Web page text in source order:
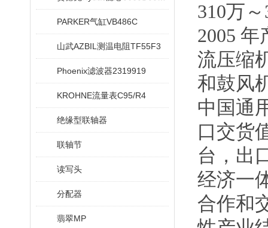
PARKER气缸VB486C
山武AZBIL测温电阻TF55F3
Phoenix滤波器2319919
KROHNE流量表C95/R4
绝缘型联轴器
联轴节
读写头
分配器
翡翠MP
310万
2005 年
流压缩
和鼓风
中国通
口交货
台，出
经济一
合作和